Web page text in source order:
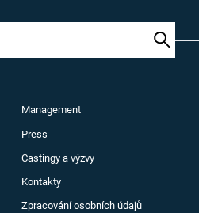
Management
Press
Castingy a výzvy
Kontakty
Zpracování osobních údajů